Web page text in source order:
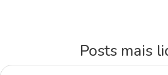
Posts mais